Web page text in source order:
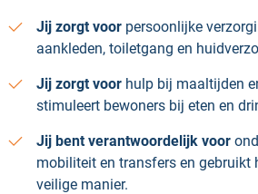
Jij zorgt voor persoonlijke
aankleden, toiletgang en
Jij zorgt voor hulp bij maaltijden
stimuleert bewoners bij eten en
Jij bent verantwoordelijk voor
mobiliteit en transfers en gebruikt
veilige manier.